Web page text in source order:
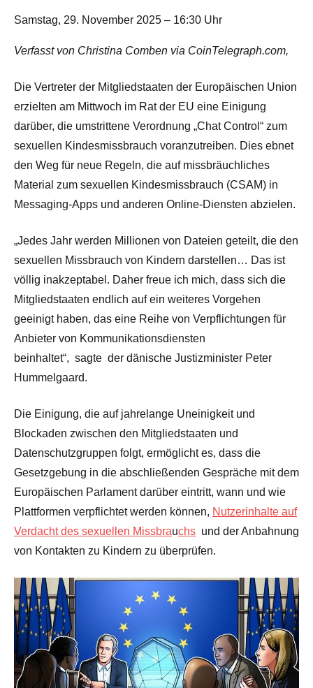
Samstag, 29. November 2025 – 16:30 Uhr
Verfasst von Christina Comben via CoinTelegraph.com,
Die Vertreter der Mitgliedstaaten der Europäischen Union
erzielten am Mittwoch im Rat der EU eine Einigung
darüber, die umstrittene Verordnung „Chat Control“ zum
sexuellen Kindesmissbrauch voranzutreiben. Dies ebnet
den Weg für neue Regeln, die auf missbräuchliches
Material zum sexuellen Kindesmissbrauch (CSAM) in
Messaging-Apps und anderen Online-Diensten abzielen.
„Jedes Jahr werden Millionen von Dateien geteilt, die den
sexuellen Missbrauch von Kindern darstellen… Das ist
völlig inakzeptabel. Daher freue ich mich, dass sich die
Mitgliedstaaten endlich auf ein weiteres Vorgehen
geeinigt haben, das eine Reihe von Verpflichtungen für
Anbieter von Kommunikationsdiensten
beinhaltet“, sagte der dänische Justizminister Peter
Hummelgaard.
Die Einigung, die auf jahrelange Uneinigkeit und
Blockaden zwischen den Mitgliedstaaten und
Datenschutzgruppen folgt, ermöglicht es, dass die
Gesetzgebung in die abschließenden Gespräche mit dem
Europäischen Parlament darüber eintritt, wann und wie
Plattformen verpflichtet werden können, Nutzerinhalte auf
Verdacht des sexuellen Missbrauchs und der Anbahnung
von Kontakten zu Kindern zu überprüfen.